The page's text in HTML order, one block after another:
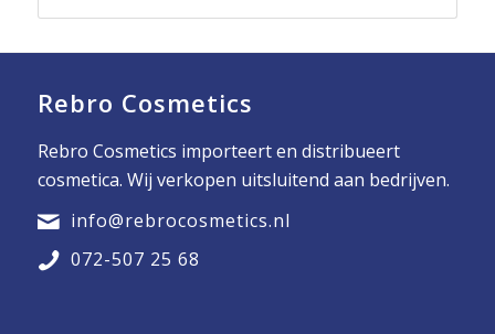
Rebro Cosmetics
Rebro Cosmetics importeert en distribueert
cosmetica. Wij verkopen uitsluitend aan bedrijven.
info@rebrocosmetics.nl
072-507 25 68